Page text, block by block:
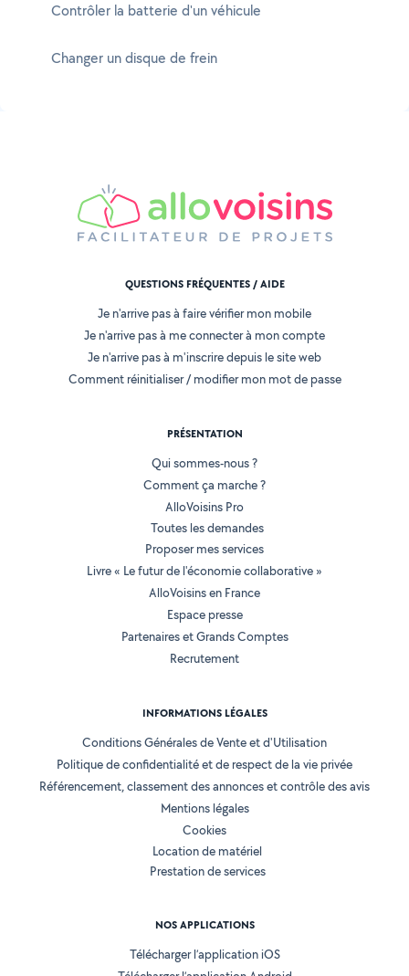
Contrôler la batterie d'un véhicule
Changer un disque de frein
QUESTIONS FRÉQUENTES / AIDE
Je n'arrive pas à faire vérifier mon mobile
Je n'arrive pas à me connecter à mon compte
Je n'arrive pas à m'inscrire depuis le site web
Comment réinitialiser / modifier mon mot de passe
PRÉSENTATION
Qui sommes-nous ?
Comment ça marche ?
AlloVoisins Pro
Toutes les demandes
Proposer mes services
Livre « Le futur de l'économie collaborative »
AlloVoisins en France
Espace presse
Partenaires et Grands Comptes
Recrutement
INFORMATIONS LÉGALES
Conditions Générales de Vente et d'Utilisation
Politique de confidentialité et de respect de la vie privée
Référencement, classement des annonces et contrôle des avis
Mentions légales
Cookies
Location de matériel
Prestation de services
NOS APPLICATIONS
Télécharger l’application iOS